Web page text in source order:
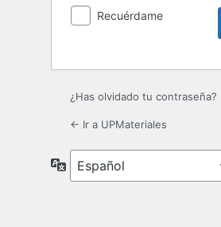
Recuérdame
¿Has olvidado tu contraseña?
← Ir a UPMateriales
Idioma